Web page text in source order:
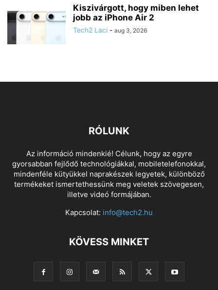
Kiszivárgott, hogy miben lehet
jobb az iPhone Air 2
Tech2 Laci - aug 3, 2026
RÓLUNK
Az információ mindenkié! Célunk, hogy az egyre
gyorsabban fejlődő technológiákkal, mobiletelefonokkal,
mindenféle kütyükkel naprakészek legyetek, különböző
termékeket ismertethessünk meg veletek szövegesen,
illetve videó formájában.
Kapcsolat: info@tech2.hu
KÖVESS MINKET